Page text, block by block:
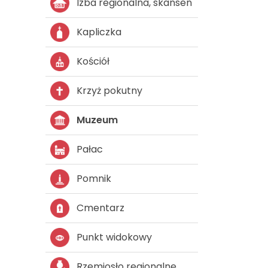
Kapliczka
Kościół
Krzyż pokutny
Muzeum
Pałac
Pomnik
Cmentarz
Punkt widokowy